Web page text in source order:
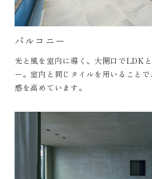
バルコニー
光と風を室内に導く、大開口でLDK
ー。室内と同じタイルを用いること
感を高めています。